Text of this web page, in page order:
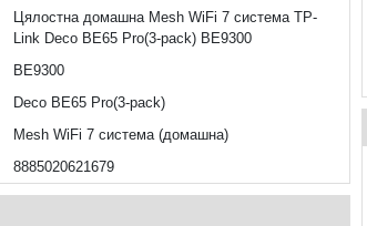
Цялостна домашна Mesh WiFi 7 система TP-
Link Deco BE65 Pro(3-pack) BE9300
BE9300
Deco BE65 Pro(3-pack)
Mesh WiFi 7 система (домашна)
8885020621679